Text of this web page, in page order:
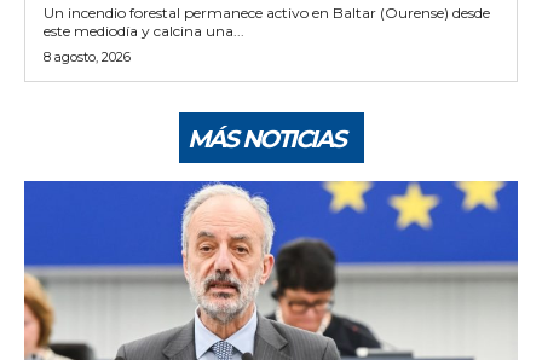
Un incendio forestal permanece activo en Baltar (Ourense) desde
este mediodía y calcina una...
8 agosto, 2026
MÁS NOTICIAS